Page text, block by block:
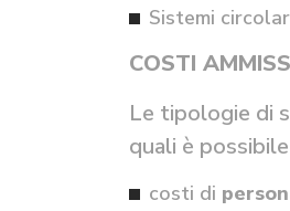
Sistemi
COSTI
Le tipologie di
quali è
costi di